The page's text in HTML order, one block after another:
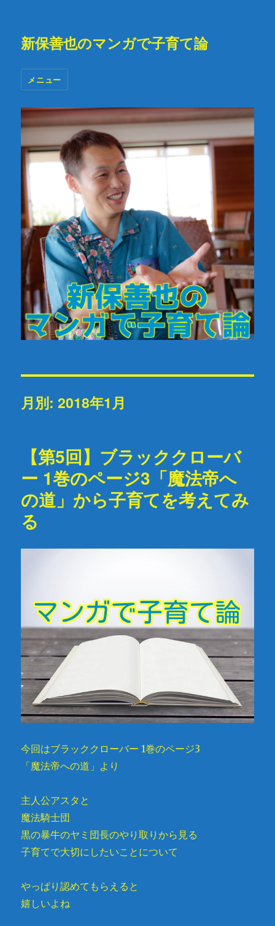
新保善也のマンガで子育て論
メニュー
月別: 2018年1月
【第5回】ブラッククローバ
ー 1巻のページ3「魔法帝へ
の道」から子育てを考えてみ
る
今回はブラッククローバー 1巻のページ3
「魔法帝への道」より
主人公アスタと
魔法騎士団
黒の暴牛のヤミ団長のやり取りから見る
子育てで大切にしたいことについて
やっぱり認めてもらえると
嬉しいよね